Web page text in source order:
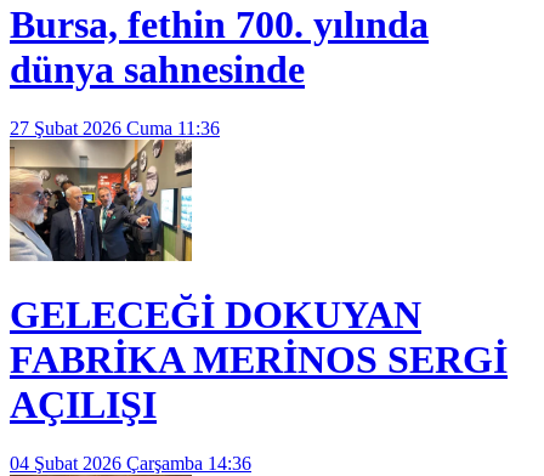
Bursa, fethin 700. yılında
dünya sahnesinde
27 Şubat 2026 Cuma 11:36
GELECEĞİ DOKUYAN
FABRİKA MERİNOS SERGİ
AÇILIŞI
04 Şubat 2026 Çarşamba 14:36